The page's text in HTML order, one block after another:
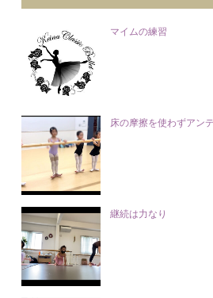
マイムの練習
床の摩擦を使わずアン
継続は力なり